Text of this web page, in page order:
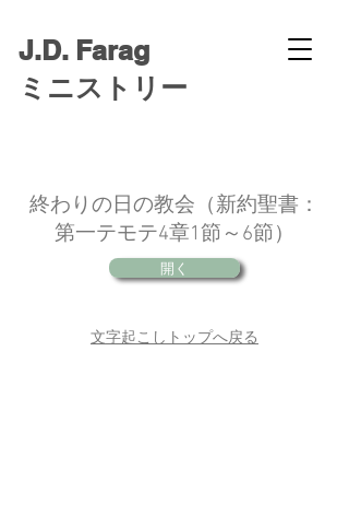
J.D. Farag
ミニストリー
終わりの日の教会（新約聖書：
第一テモテ4章1節～6節）
開く
文字起こしトップへ戻る